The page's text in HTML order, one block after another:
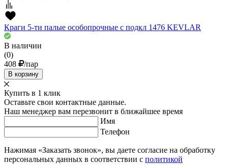
Краги 5-ти палые особопрочные с подкл 1476 KEVLAR
В наличии
(0)
408
/пар
В корзину
Купить в 1 клик
Оставьте свои контактные данные.
Наш менеджер вам перезвонит в ближайшее время
Имя
Телефон
Нажимая «Заказать звонок», вы даете согласие на обработку
персональных данных в соответствии с политикой